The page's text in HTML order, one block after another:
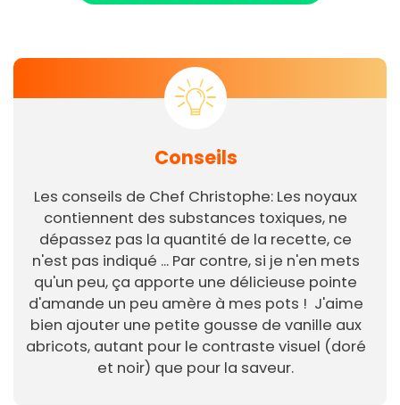
Conseils
Les conseils de Chef Christophe: Les noyaux
contiennent des substances toxiques, ne
dépassez pas la quantité de la recette, ce
n'est pas indiqué ... Par contre, si je n'en mets
qu'un peu, ça apporte une délicieuse pointe
d'amande un peu amère à mes pots ! J'aime
bien ajouter une petite gousse de vanille aux
abricots, autant pour le contraste visuel (doré
et noir) que pour la saveur.